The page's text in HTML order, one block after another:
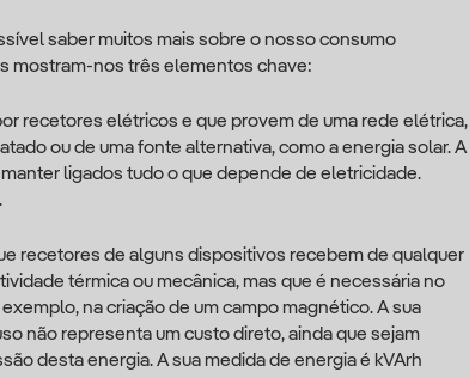
saber muitos mais sobre o nosso consumo
mostram-nos três elementos chave:
recetores elétricos e que provem de uma rede elétrica,
ou de uma fonte alternativa, como a energia solar. A
ligados tudo o que depende de eletricidade.
recetores de alguns dispositivos recebem de qualquer
térmica ou mecânica, mas que é necessária no
na criação de um campo magnético. A sua
não representa um custo direto, ainda que sejam
desta energia. A sua medida de energia é kVArh